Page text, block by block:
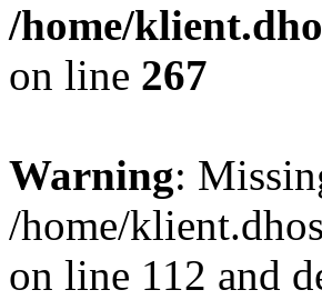
/home/
on line 267
Warning:
/home/
on line 112 and